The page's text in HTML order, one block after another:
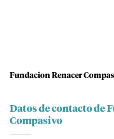
Fundacion Renacer
Datos de contacto de
Compasivo